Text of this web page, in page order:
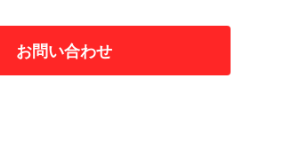
お問い合わせ